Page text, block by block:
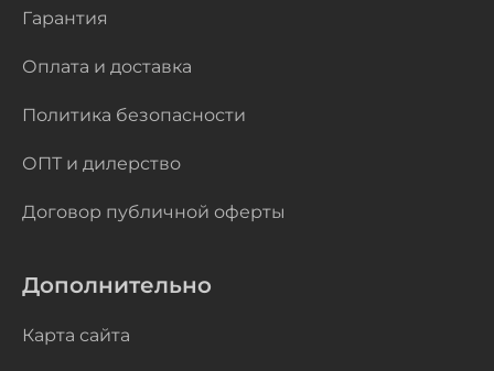
Гарантия
Оплата и доставка
Политика безопасности
ОПТ и дилерство
Договор публичной оферты
Дополнительно
Карта сайта